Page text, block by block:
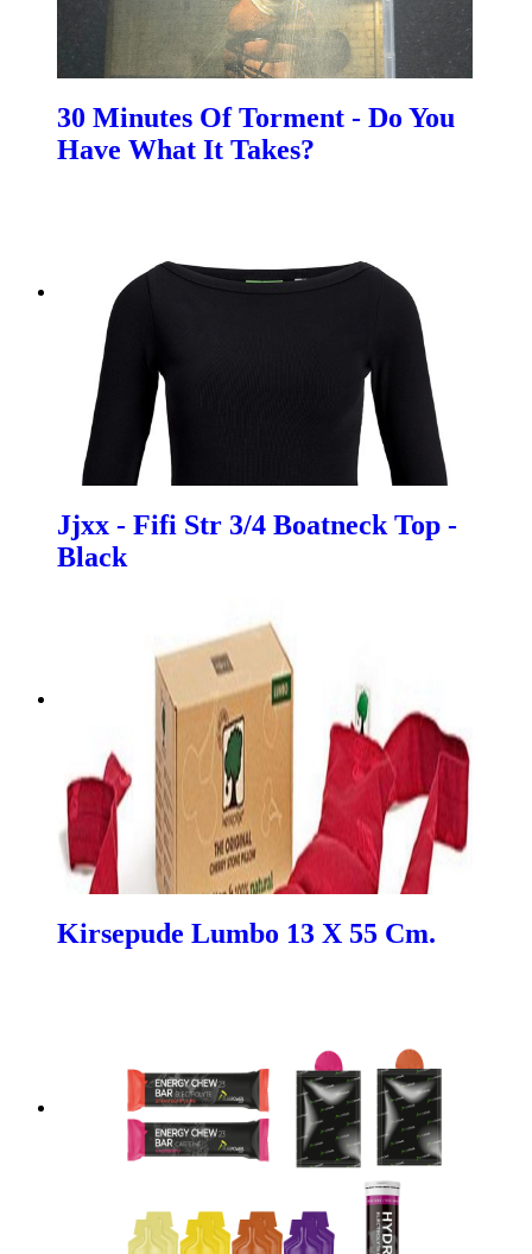
30 Minutes Of Torment - Do You
Have What It Takes?
Jjxx - Fifi Str 3/4 Boatneck Top -
Black
Kirsepude Lumbo 13 X 55 Cm.